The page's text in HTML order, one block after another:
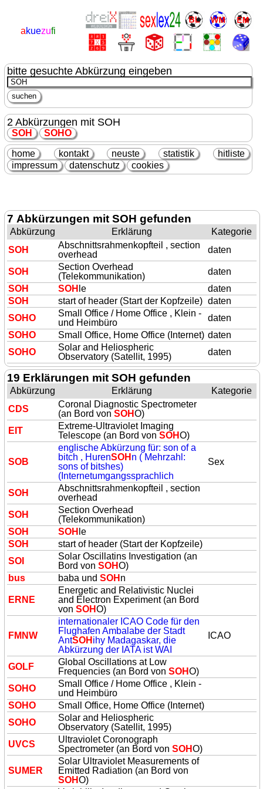
akuezufi
bitte gesuchte Abkürzung eingeben
2 Abkürzungen mit SOH
SOH SOHO
home kontakt neuste statistik
hitliste
impressum
datenschutz cookies
7 Abkürzungen mit SOH gefunden
Abkürzung Erklärung
Kategorie
SOH
Abschnittsrahmenkopfteil , section
overhead
daten
SOH
Section Overhead
(Telekommunikation)
daten
SOH
SOH le
daten
SOH
start of header (Start der Kopfzeile) daten
SOHO
Small Office / Home Office , Klein -
und Heimbüro
daten
SOHO Small Office, Home Office (Internet) daten
SOHO
Solar and Heliospheric
Observatory (Satellit, 1995)
daten
19 Erklärungen mit SOH gefunden
Abkürzung Erklärung
Kategorie
CDS
Coronal Diagnostic Spectrometer
(an Bord vonSOHO)
EIT
Extreme-Ultraviolet Imaging
Telescope (an Bord vonSOHO)
SOB
englische Abkürzung für: son of a
bitch , HurenSOH n ( Mehrzahl:
sons of bitshes)
(Internetumgangssprachlich
Sex
SOH
Abschnittsrahmenkopfteil , section
overhead
SOH
Section Overhead
(Telekommunikation)
SOH
SOH le
SOH
start of header (Start der Kopfzeile)
SOI
Solar Oscillatins Investigation (an
Bord vonSOHO)
bus
baba undSOH n
ERNE
Energetic and Relativistic Nuclei
and Electron Experiment (an Bord
vonSOHO)
FMNW
internationaler ICAO Code für den
Flughafen Ambalabe der Stadt
AntSOH ihy Madagaskar, die
Abkürzung der IATA ist WAI
ICAO
GOLF
Global Oscillations at Low
Frequencies (an Bord vonSOHO)
SOHO
Small Office / Home Office , Klein -
und Heimbüro
SOHO
Small Office, Home Office (Internet)
SOHO
Solar and Heliospheric
Observatory (Satellit, 1995)
UVCS
Ultraviolet Coronograph
Spectrometer (an Bord vonSOHO)
SUMER
Solar Ultraviolet Measurements of
Emitted Radiation (an Bord von
SOHO)